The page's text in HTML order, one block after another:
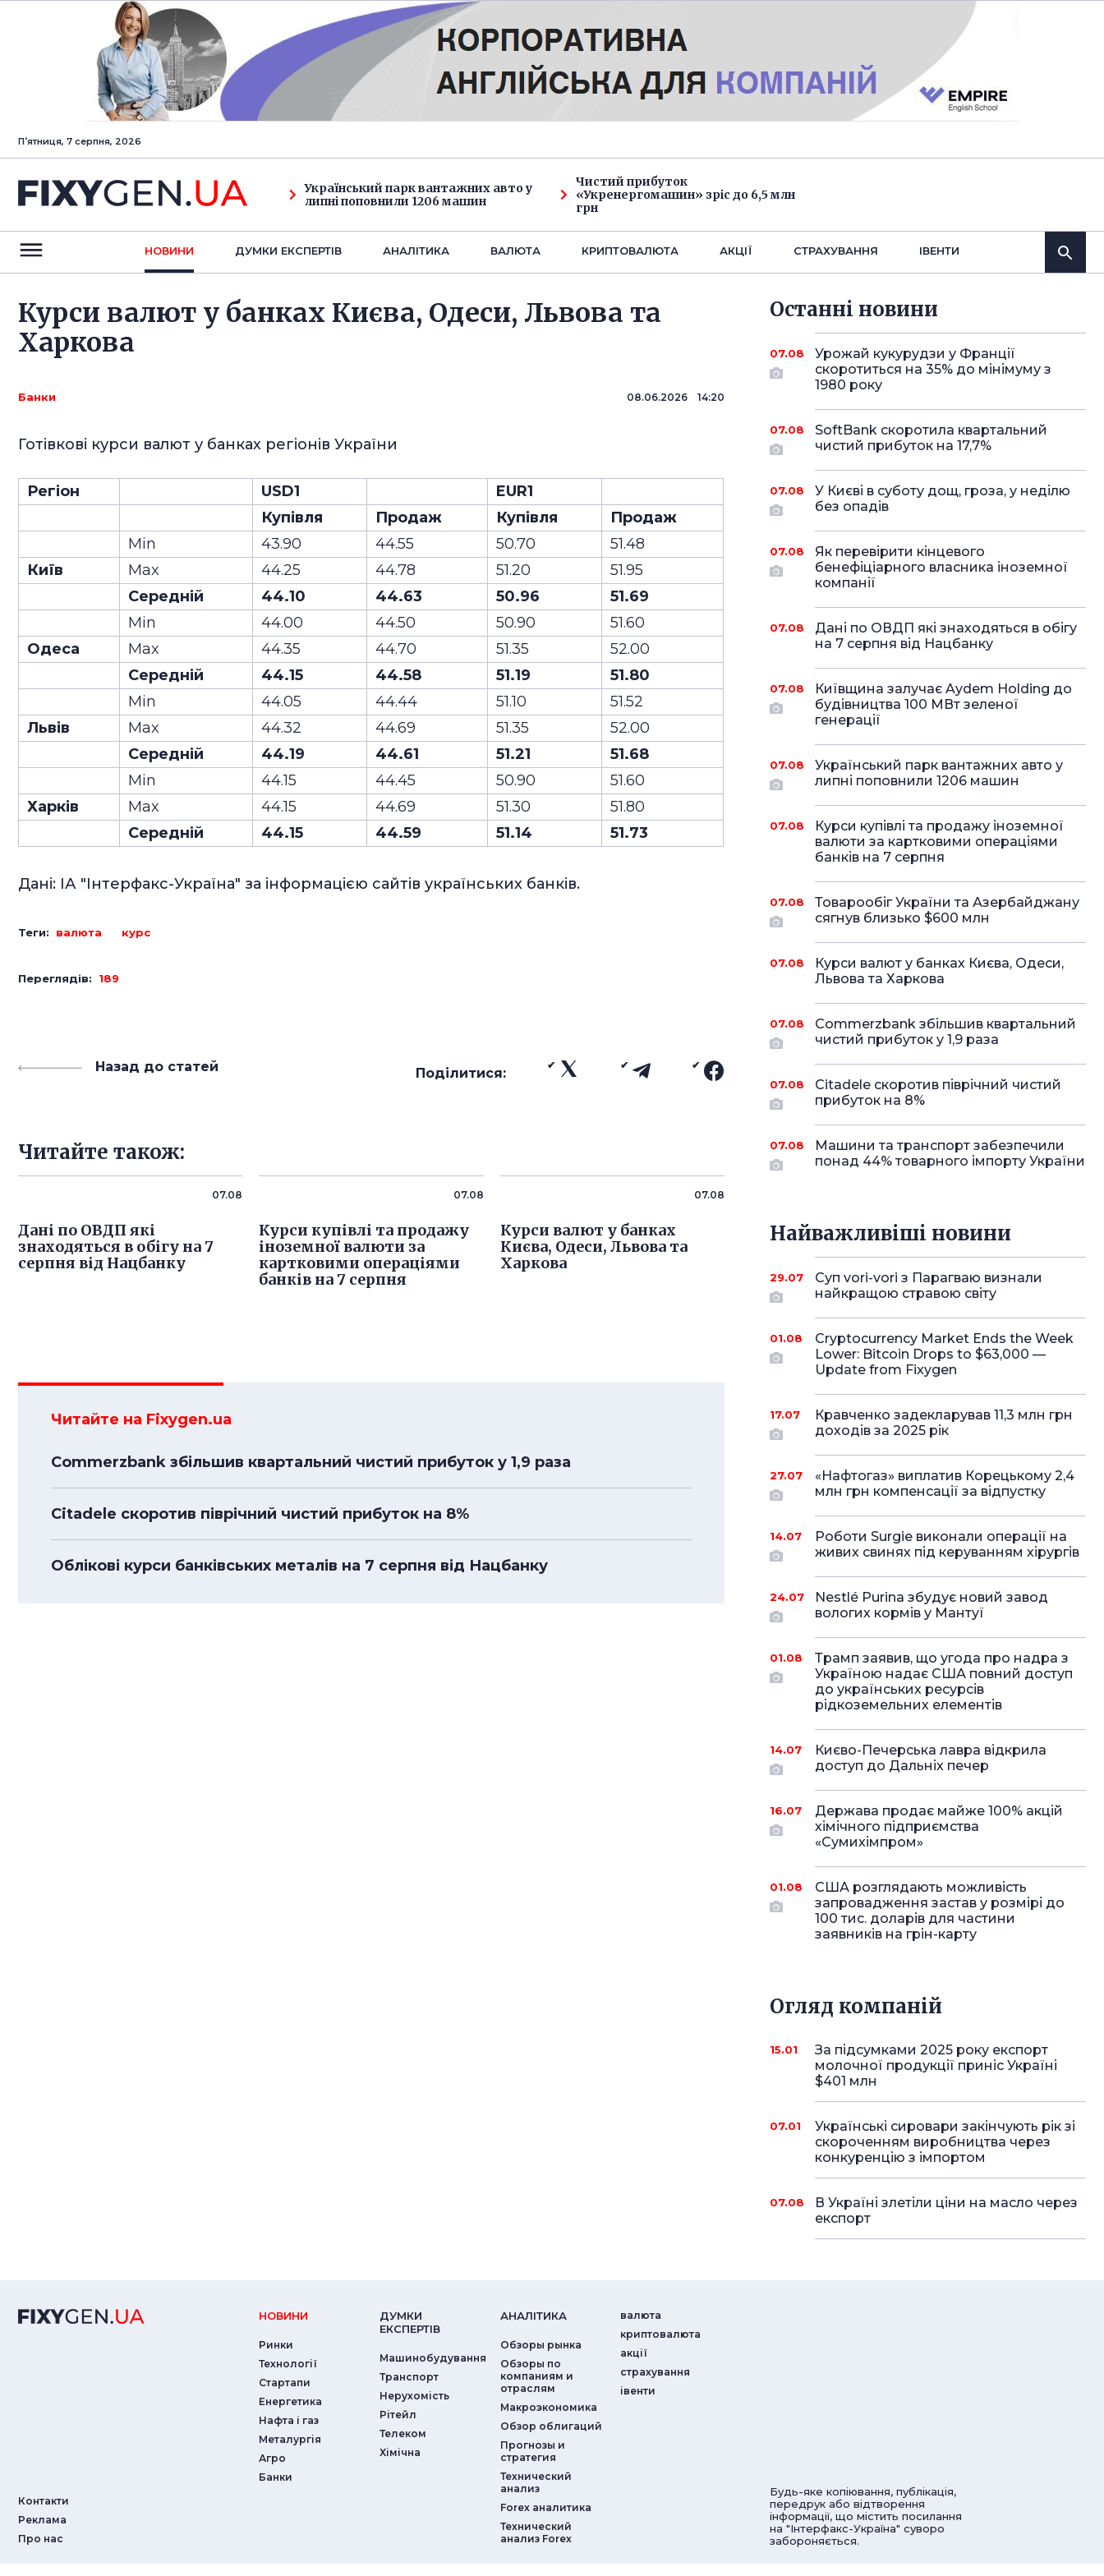
Пʼятниця, 7 серпня, 2026
Український парк вантажних авто у
липні поповнили 1206 машин
Чистий прибуток
«Укренергомашин» зріс до 6,5 млн
грн
НОВИНИ ДУМКИ ЕКСПЕРТIВ АНАЛIТИКА ВАЛЮТА КРИПТОВАЛЮТА АКЦІЇ СТРАХУВАННЯ IВЕНТИ
Курси валют у банках Києва, Одеси, Львова та
Харкова
Банки 08.06.2026 14:20
Готівкові курси валют у банках регіонів України
Регіон USD1
EUR1
Купівля
Продаж Купівля
Продаж
Min
43.90 44.55 50.70
51.48
Київ
Max 44.25 44.78 51.20
51.95
Середній
44.10 44.63 50.96
51.69
Min
44.00 44.50 50.90
51.60
Одеса
Max 44.35 44.70 51.35
52.00
Середній
44.15 44.58 51.19
51.80
Min
44.05 44.44 51.10
51.52
Львів
Max 44.32 44.69 51.35
52.00
Середній
44.19 44.61 51.21
51.68
Min
44.15 44.45 50.90
51.60
Харків
Max 44.15 44.69 51.30
51.80
Середній
44.15 44.59 51.14 51.73
Дані: ІА "Інтерфакс-Україна" за інформацією сайтів українських банків.
Теги: валюта курс
Переглядів: 189
Назад до статей Поділитися:
Читайте також:
07.08
Дані по ОВДП які
знаходяться в обігу на 7
серпня від Нацбанку
07.08
Курси купівлі та продажу
іноземної валюти за
картковими операціями
банків на 7 серпня
07.08
Курси валют у банках
Києва, Одеси, Львова та
Харкова
Читайте на Fixygen.ua
Commerzbank збільшив квартальний чистий прибуток у 1,9 раза
Citadele скоротив піврічний чистий прибуток на 8%
Облікові курси банківських металів на 7 серпня від Нацбанку
Останнi новини
07.08
Урожай кукурудзи у Франції
скоротиться на 35% до мінімуму з
1980 року
07.08
SoftBank скоротила квартальний
чистий прибуток на 17,7%
07.08
У Києві в суботу дощ, гроза, у неділю
без опадів
07.08
Як перевірити кінцевого
бенефіціарного власника іноземної
компанії
07.08
Дані по ОВДП які знаходяться в обігу
на 7 серпня від Нацбанку
07.08
Київщина залучає Aydem Holding до
будівництва 100 МВт зеленої
генерації
07.08
Український парк вантажних авто у
липні поповнили 1206 машин
07.08
Курси купівлі та продажу іноземної
валюти за картковими операціями
банків на 7 серпня
07.08
Товарообіг України та Азербайджану
сягнув близько $600 млн
07.08
Курси валют у банках Києва, Одеси,
Львова та Харкова
07.08
Commerzbank збільшив квартальний
чистий прибуток у 1,9 раза
07.08
Citadele скоротив піврічний чистий
прибуток на 8%
07.08
Машини та транспорт забезпечили
понад 44% товарного імпорту України
Найважливіші новини
29.07
Суп vori-vori з Парагваю визнали
найкращою стравою світу
01.08
Cryptocurrency Market Ends the Week
Lower: Bitcoin Drops to $63,000 —
Update from Fixygen
17.07
Кравченко задекларував 11,3 млн грн
доходів за 2025 рік
27.07
«Нафтогаз» виплатив Корецькому 2,4
млн грн компенсації за відпустку
14.07
Роботи Surgie виконали операції на
живих свинях під керуванням хірургів
24.07
Nestlé Purina збудує новий завод
вологих кормів у Мантуї
01.08
Трамп заявив, що угода про надра з
Україною надає США повний доступ
до українських ресурсів
рідкоземельних елементів
14.07
Києво-Печерська лавра відкрила
доступ до Дальніх печер
16.07
Держава продає майже 100% акцій
хімічного підприємства
«Сумихімпром»
01.08
США розглядають можливість
запровадження застав у розмірі до
100 тис. доларів для частини
заявників на грін-карту
Огляд компаній
15.01
За підсумками 2025 року експорт
молочної продукції приніс Україні
$401 млн
07.01
Українські сировари закінчують рік зі
скороченням виробництва через
конкуренцію з імпортом
07.08
В Україні злетіли ціни на масло через
експорт
Контакти
Реклама
Про нас
НОВИНИ
Ринки
Технології
Стартапи
Енергетика
Нафта і газ
Металургія
Агро
Банки
ДУМКИ
ЕКСПЕРТIВ
Машинобудування
Транспорт
Нерухомість
Рітейл
Телеком
Хімічна
АНАЛIТИКА
Обзоры рынка
Обзоры по
компаниям и
отраслям
Макроэкономика
Обзор облигаций
Прогнозы и
стратегия
Технический
анализ
Forex аналитика
Технический
анализ Forex
валюта
криптовалюта
акції
страхування
iвенти
Будь-яке копіювання, публікація,
передрук або відтворення
інформації, що містить посилання
на "Інтерфакс-Україна" суворо
забороняється.